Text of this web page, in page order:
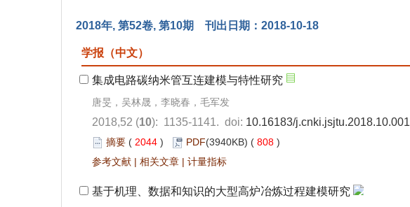
2018年, 第52卷, 第10期 刊出日期：2018-10-18
学报（中文）
集成电路碳纳米管互连建模与特性研究
唐旻，吴林晟，李晓春，毛军发
2018,52 (10): 1135-1141. doi: 10.16183/j.cnki.jsjtu.2018.10.001
摘要 ( 2044 ) PDF(3940KB) ( 808 )
参考文献 | 相关文章 | 计量指标
基于机理、数据和知识的大型高炉冶炼过程建模研究